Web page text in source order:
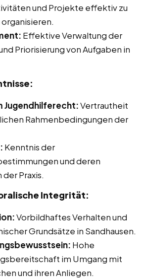
und Projekte effektiv zu
Effektive Verwaltung der
Priorisierung von Aufgaben in
Jugendhilferecht:Vertrautheit
Rahmenbedingungen der
Kenntnis der
und deren
Praxis.
Integrität:
Vorbildhaftes Verhalten und
Grundsätze in Sandhausen.
Hohe
im Umgang mit
und ihren Anliegen.